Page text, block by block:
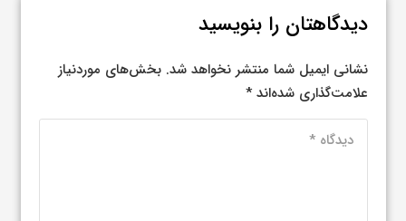
دیدگاهتان را بنویسید
نشانی ایمیل شما منتشر نخواهد شد. بخش‌های موردنیاز
علامت‌گذاری شده‌اند*